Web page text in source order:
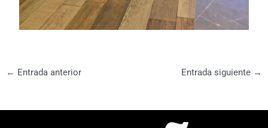
← Entrada anterior Entrada siguiente →